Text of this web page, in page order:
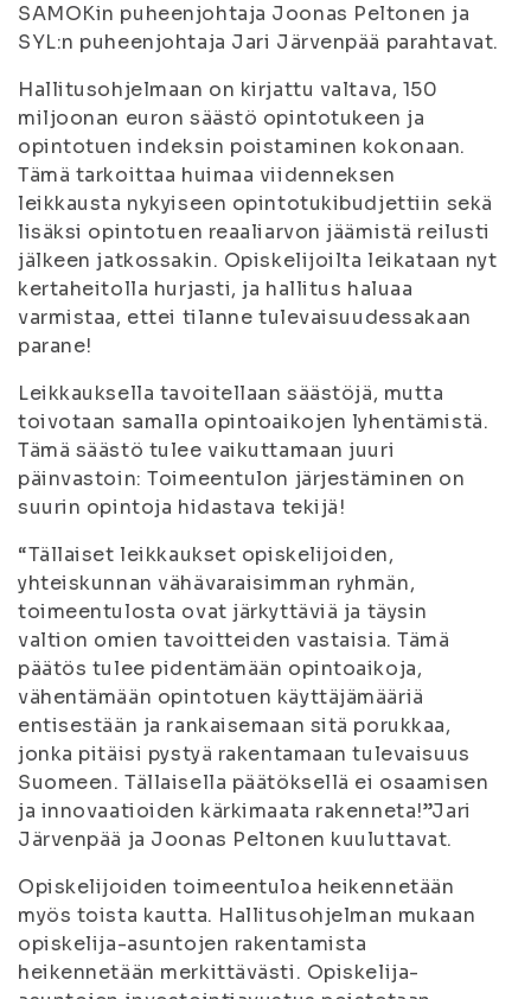
SAMOKin puheenjohtaja Joonas Peltonen ja
SYL:n puheenjohtaja Jari Järvenpää parahtavat.
Hallitusohjelmaan on kirjattu valtava, 150
miljoonan euron säästö opintotukeen ja
opintotuen indeksin poistaminen kokonaan.
Tämä tarkoittaa huimaa viidenneksen
leikkausta nykyiseen opintotukibudjettiin sekä
lisäksi opintotuen reaaliarvon jäämistä reilusti
jälkeen jatkossakin. Opiskelijoilta leikataan nyt
kertaheitolla hurjasti, ja hallitus haluaa
varmistaa, ettei tilanne tulevaisuudessakaan
parane!
Leikkauksella tavoitellaan säästöjä, mutta
toivotaan samalla opintoaikojen lyhentämistä.
Tämä säästö tulee vaikuttamaan juuri
päinvastoin: Toimeentulon järjestäminen on
suurin opintoja hidastava tekijä!
“Tällaiset leikkaukset opiskelijoiden,
yhteiskunnan vähävaraisimman ryhmän,
toimeentulosta ovat järkyttäviä ja täysin
valtion omien tavoitteiden vastaisia. Tämä
päätös tulee pidentämään opintoaikoja,
vähentämään opintotuen käyttäjämääriä
entisestään ja rankaisemaan sitä porukkaa,
jonka pitäisi pystyä rakentamaan tulevaisuus
Suomeen. Tällaisella päätöksellä ei osaamisen
ja innovaatioiden kärkimaata rakenneta!”Jari
Järvenpää ja Joonas Peltonen kuuluttavat.
Opiskelijoiden toimeentuloa heikennetään
myös toista kautta. Hallitusohjelman mukaan
opiskelija-asuntojen rakentamista
heikennetään merkittävästi. Opiskelija-